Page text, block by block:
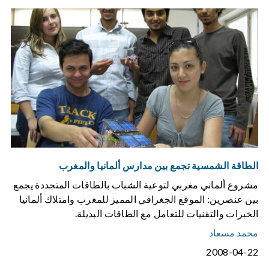
الطاقة الشمسية تجمع بين مدارس ألمانيا والمغرب
مشروع ألماني مغربي لتوعية الشباب بالطاقات المتجددة يجمع
بين عنصرين: الموقع الجغرافي المميز للمغرب وامتلاك ألمانيا
الخبرات والتقنيات للتعامل مع الطاقات البديلة.
محمد مسعاد
2008-04-22